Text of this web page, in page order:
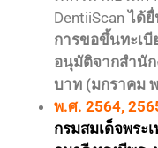
DentiiScanได้ยื่
การขอขึ้นทะเ
อนุมัติจากสำนั
บาท (มกราคม
พ.ศ. 2564,
กรมสมเด็จพระ